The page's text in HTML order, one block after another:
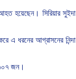
হয়েছেন। সিরিয়ার সুইদা
এ ধরনের আগ্রাসনের নিন্দা
জন।